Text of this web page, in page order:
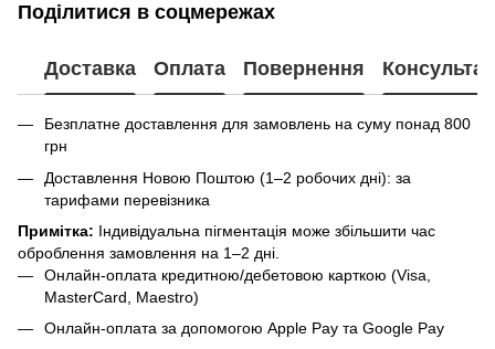
Поділитися в соцмережах
Доставка Оплата Повернення
Безплатне доставлення для замовлень на суму понад 800
грн
Доставлення Новою Поштою (1–2 робочих дні): за
тарифами перевізника
Примітка: Індивідуальна пігментація може збільшити час
оброблення замовлення на 1–2 дні.
Онлайн-оплата кредитною/дебетовою карткою (Visa,
MasterCard, Maestro)
Онлайн-оплата за допомогою Apple Pay та Google Pay